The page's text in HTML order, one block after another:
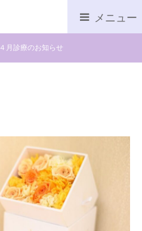
４月診療のお知らせ